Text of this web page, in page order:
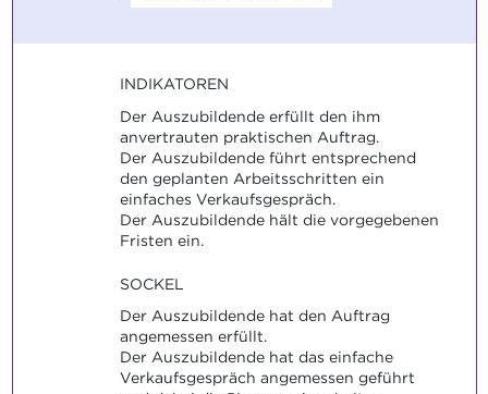
INDIKATOREN
Der Auszubildende erfüllt den ihm
anvertrauten praktischen Auftrag.
Der Auszubildende führt entsprechend
den geplanten Arbeitsschritten ein
einfaches Verkaufsgespräch.
Der Auszubildende hält die vorgegebenen
Fristen ein.
SOCKEL
Der Auszubildende hat den Auftrag
angemessen erfüllt.
Der Auszubildende hat das einfache
Verkaufsgespräch angemessen geführt